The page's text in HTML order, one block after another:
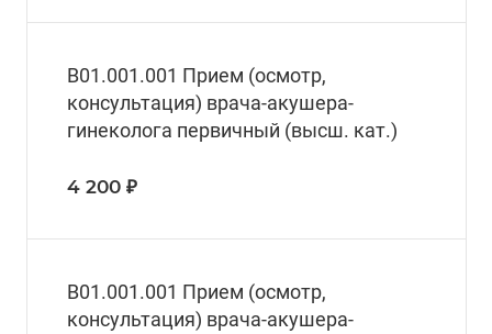
В01.001.001 Прием (осмотр,
консультация) врача-акушера-
гинеколога первичный (высш. кат.)
4 200 ₽
B01.001.001 Прием (осмотр,
консультация) врача-акушера-